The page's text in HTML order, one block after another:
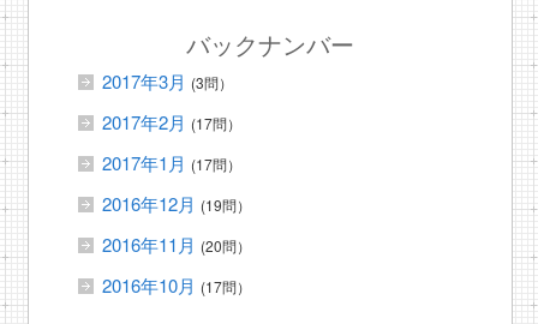
バックナンバー
2017年3月 (3問）
2017年2月 (17問）
2017年1月 (17問）
2016年12月 (19問）
2016年11月 (20問）
2016年10月 (17問）